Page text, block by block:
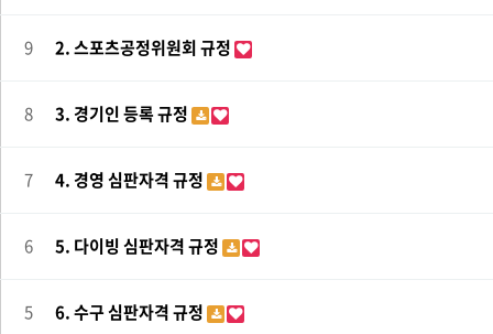
9 2. 스포츠공정위원회 규정
8 3. 경기인 등록 규정
7 4. 경영 심판자격 규정
6 5. 다이빙 심판자격 규정
5 6. 수구 심판자격 규정